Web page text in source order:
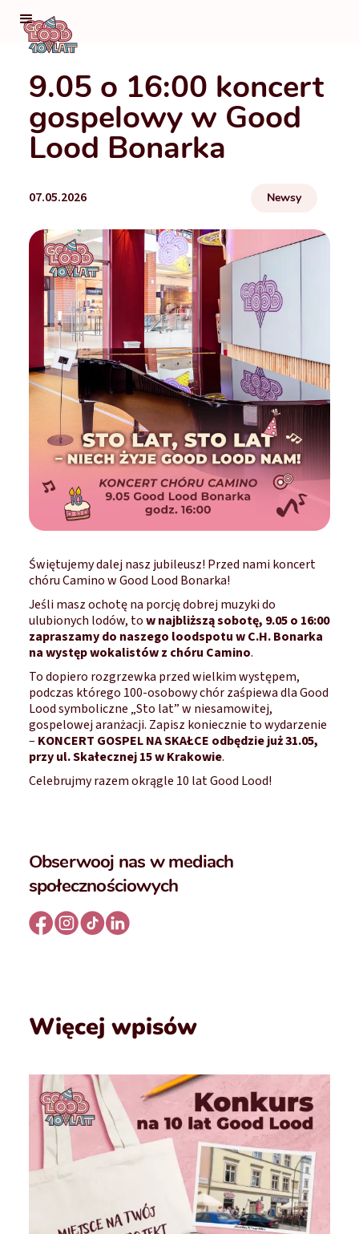
9.05 o 16:00 koncert
gospelowy w Good
Lood Bonarka
07.05.2026 Newsy
Świętujemy dalej nasz jubileusz! Przed nami koncert
chóru Camino w Good Lood Bonarka!
Jeśli masz ochotę na porcję dobrej muzyki do
ulubionych lodów, tow najbliższą sobotę, 9.05 o 16:00
zapraszamy do naszego loodspotu w C.H. Bonarka
na występ wokalistów z chóru Camino.
To dopiero rozgrzewka przed wielkim występem,
podczas którego 100-osobowy chór zaśpiewa dla Good
Lood symboliczne „Sto lat” w niesamowitej,
gospelowej aranżacji. Zapisz koniecznie to wydarzenie
– KONCERT GOSPEL NA SKAŁCE odbędzie już 31.05,
przy ul. Skałecznej 15 w Krakowie.
Celebrujmy razem okrągle 10 lat Good Lood!
Obserwooj nas w mediach
społecznościowych
Więcej wpisów